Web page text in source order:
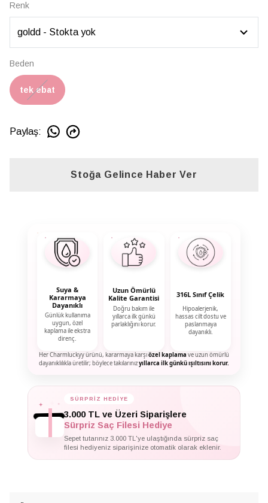
Renk
Beden
tek ebat
Paylaş:
Stoğa Gelince Haber Ver
Suya &
Kararmaya
Dayanıklı
Günlük kullanıma
uygun, özel
kaplama ile ekstra
direnç.
Uzun Ömürlü
Kalite Garantisi
Doğru bakım ile
yıllarca ilk günkü
parlaklığını korur.
316L Sınıf Çelik
Hipoalerjenik,
hassas cilt dostu ve
paslanmaya
dayanıklı.
Her Charmluckyy ürünü, kararmaya karşıözel kaplama ve uzun ömürlü
dayanıklılıkla üretilir; böylece takılarınızyıllarca ilk günkü ışıltısını korur.
SÜRPRİZ HEDİYE
3.000 TL ve Üzeri Siparişlere
Sürpriz Saç Filesi Hediye
Sepet tutarınız 3.000 TL'ye ulaştığında sürpriz saç
filesi hediyeniz siparişinize otomatik olarak eklenir.